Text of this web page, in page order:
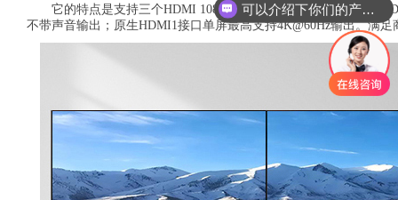
它的特点是支持三个HDMI 1080P输出，支持三屏异显；原生
不带声音输出；原生HDMI1接口单屏最高支持4K@60Hz输出。满
可以介绍下你们的产品么